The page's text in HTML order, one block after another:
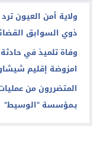
ولاية أمن العيون
ذوي السوابق
وفاة تلميذ في
امزوضة إقليم
المتضررون من
بـمؤسسة ”الوسيط”